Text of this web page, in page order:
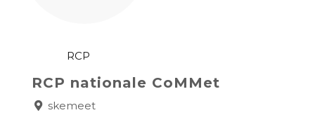
RCP
RCP nationale CoMMet
skemeet